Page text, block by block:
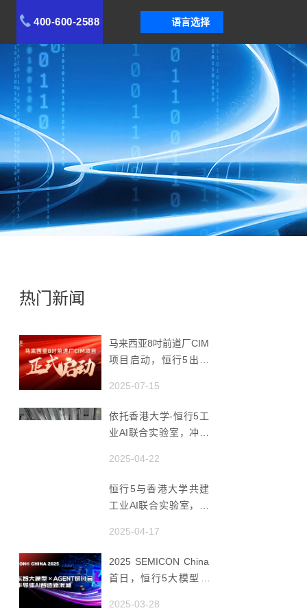
语言选择
400-600-2588
热门新闻
马来西亚8吋前道厂CIM
项目启动，恒行5出海
2025-07-15
依托香港大学-恒行5工
业AI联合实验室，冲破
花板”
2025-04-22
恒行5与香港大学共建
工业AI联合实验室，推
创新枢纽
2025-04-17
2025 SEMICON China
首日，恒行5大模型 ×
体AI智造新浪潮
2025-03-28